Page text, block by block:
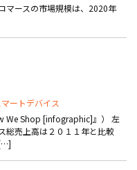
マースの市場規模は、2020年
ートデバイス
We Shop [infographic]』） 左
総売上高は２０１１年と比較